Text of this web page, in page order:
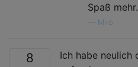
Spaß mehr.
Miro
8
Ich habe neulich